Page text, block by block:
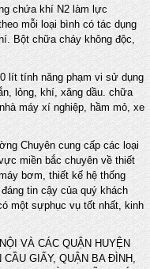
chứa khí N2 làm lực
mỗi loại bình có tác dụng
Bột chữa cháy không độc,
tính năng phạm vi sử dụng
lỏng, khí, xăng dầu. chữa
máy xí nghiệp, hầm mỏ, xe
Chuyên cung cấp các loại
miền bắc chuyên về thiết
bơm, thiết kế hệ thống
tin cậy của quý khách
một sựphục vụ tốt nhất, kinh
VÀ CÁC QUẬN HUYỆN
GIẤY, QUẬN BA ĐÌNH,